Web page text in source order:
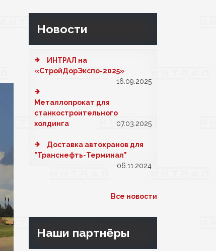
Новости
ИНТРАЛ на
«СтройДорЭкспо-2025»
16.09.2025
Металлопрокат для
станкостроительного
холдинга
07.03.2025
Доставка автокранов для
"Транснефть-Терминал"
06.11.2024
Все новости
Наши партнёры